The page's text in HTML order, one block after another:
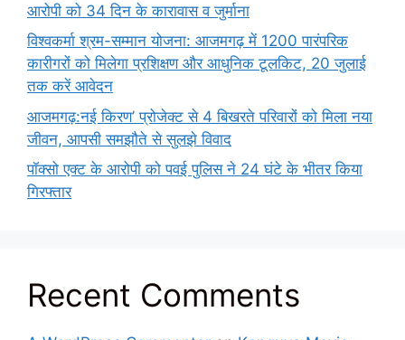
आरोपी को 34 दिन के कारावास व जुर्माना
विश्वकर्मा श्रम-सम्मान योजना: आजमगढ़ में 1200 पारंपरिक
कारीगरों को मिलेगा प्रशिक्षण और आधुनिक टूलकिट, 20 जुलाई
तक करें आवेदन
आजमगढ़:नई किरण’ प्रोजेक्ट से 4 बिखरते परिवारों को मिला नया
जीवन, आपसी समझौते से सुलझे विवाद
पॉक्सो एक्ट के आरोपी को पवई पुलिस ने 24 घंटे के भीतर किया
गिरफ्तार
Recent Comments